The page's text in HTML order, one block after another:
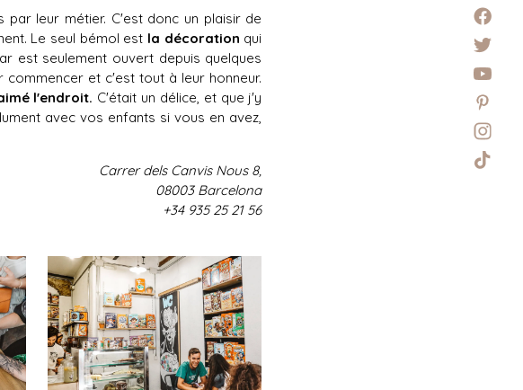
leur métier. C'est donc un plaisir de
Le seul bémol est la décoration qui
est seulement ouvert depuis quelques
et c'est tout à leur honneur.
l'endroit. C'était un délice, et que j'y
avec vos enfants si vous en avez,
Carrer dels Canvis Nous 8,
08003 Barcelona
+34 935 25 21 56